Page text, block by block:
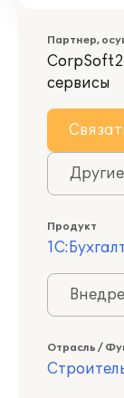
Партнер,
сервисы
Продукт
Отрасль /